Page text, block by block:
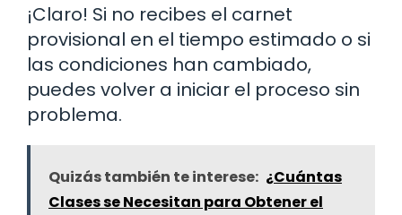
¡Claro! Si no recibes el carnet
provisional en el tiempo estimado o si
las condiciones han cambiado,
puedes volver a iniciar el proceso sin
problema.
Quizás también te interese: ¿Cuántas
Clases se Necesitan para Obtener el